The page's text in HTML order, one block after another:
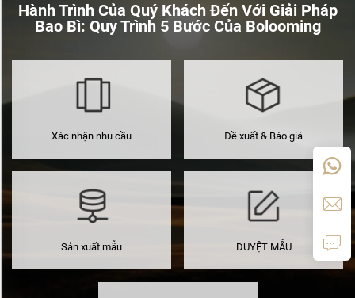
Hành Trình Của Quý Khách Đến Với Giải Pháp
Bao Bì: Quy Trình 5 Bước Của Bolooming
Xác nhận nhu cầu Đề xuất & Báo giá
Sản xuất mẫu DUYỆT MẪU